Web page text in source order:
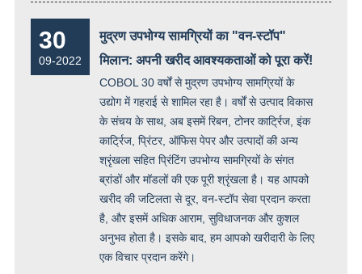
30
09-2022
मुद्रण उपभोग्य सामग्रियों का "वन-स्टॉप"
मिलान: अपनी खरीद आवश्यकताओं को पूरा करें!
COBOL 30 वर्षों से मुद्रण उपभोग्य सामग्रियों के
उद्योग में गहराई से शामिल रहा है। वर्षों से उत्पाद विकास
के संचय के साथ, अब इसमें रिबन, टोनर कार्ट्रिज, इंक
कार्ट्रिज, प्रिंटर, ऑफिस पेपर और उत्पादों की अन्य
श्रृंखला सहित प्रिंटिंग उपभोग्य सामग्रियों के संगत
ब्रांडों और मॉडलों की एक पूरी श्रृंखला है। यह आपको
खरीद की जटिलता से दूर, वन-स्टॉप सेवा प्रदान करता
है, और इसमें अधिक आराम, सुविधाजनक और कुशल
अनुभव होता है। इसके बाद, हम आपको खरीदारी के लिए
एक विचार प्रदान करेंगे।